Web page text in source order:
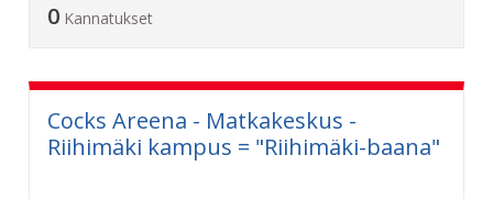
0 Kannatukset
Cocks Areena - Matkakeskus -
Riihimäki kampus = "Riihimäki-baana"